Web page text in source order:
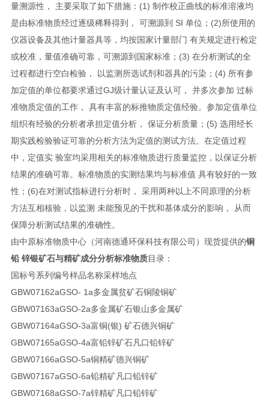
量溯源性， 主要采取了如下措施：(1) 制作校正曲线的标准溶液均
是由标准物质经过逐级稀释得到， 可溯源到 SI 单位；(2)所使用的
仪器设备及其他计量器具等，均按国家计量部门 有关规定进行检定
或校准，量值准确可靠，可溯源到国家标准；(3) 在分析测试的全
过程都进行空白检验， 以监测所选试剂和器具的污染；(4) 所有参
加定值的单位都要求通过GJ级计量认证及认可， 并多次参加 过标
准物质定值的工作， 具有丰富的标推物质定值经验。参加定值单位
组织有经验的分析者承担定值分析， 保证分析质量；(5) 选用经长
期实践检验验证可靠的分析方法为定值的测试方法。在定值过程
中，定值实 验室均采用相关的标准物质进行质量监控，以保证分析
结果的准确可靠。标准物质的实测结果均与标准值 具有较好的一致
性；(6)在对测试指标进行分析时， 采用两种以上不同原理的分析
方法互相核验，以监测 未能预见的干扰和基体成分的影响， 从而
保障分析测试结果的准确性。
由中原标准物质中心（河南德通环保科技有限公司）现货提供的铜
铅 锌银矿石与精矿成分分析标准物质目录：
国标号系列编号样品名称采样地点
GBW07162aGSO- 1a多金属贫矿石铜陵铜矿
GBW07163aGSO-2a多金属矿石银山多金属矿
GBW07164aGSO-3a富铜(银) 矿石德兴铜矿
GBW07165aGSO-4a富铅锌矿石凡口铅锌矿
GBW07166aGSO-5a铜精矿德兴铜矿
GBW07167aGSO-6a铅精矿凡口铅锌矿
GBW07168aGSO-7a锌精矿凡口铅锌矿